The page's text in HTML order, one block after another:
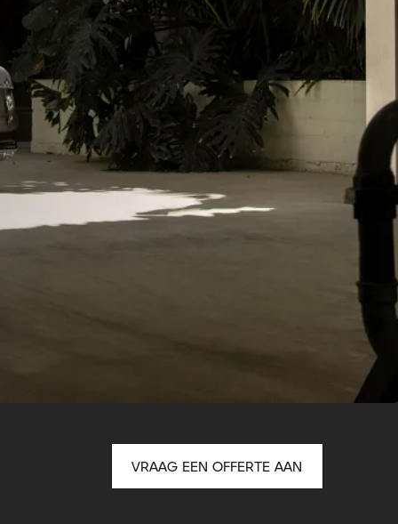
VRAAG EEN OFFERTE AAN